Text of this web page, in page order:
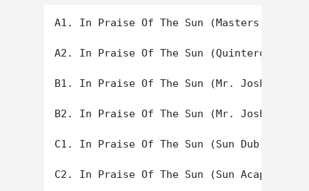
A1. In Praise Of The Sun (Masters At
A2. In Praise Of The Sun (Quintero Beats)
B1. In Praise Of The Sun (Mr. Joshua's
B2. In Praise Of The Sun (Mr. Joshua's
C1. In Praise Of The Sun (Sun Dub)
C2. In Praise Of The Sun (Sun Acapella)